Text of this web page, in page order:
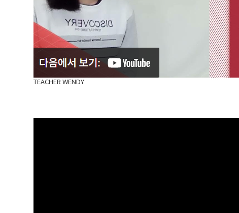
TEACHER WENDY